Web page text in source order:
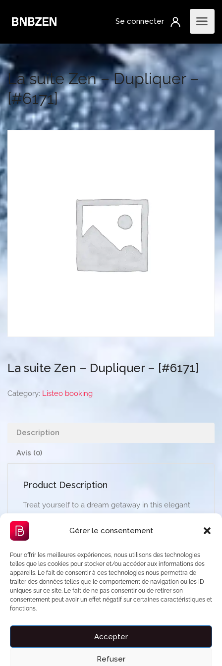
Gérer le consentement
Pour offrir les meilleures expériences, nous utilisons des technologies
telles que les cookies pour stocker et/ou accéder aux informations des
appareils. Le fait de consentir à ces technologies nous permettra de
traiter des données telles que le comportement de navigation ou les ID
uniques sur ce site. Le fait de ne pas consentir ou de retirer son
consentement peut avoir un effet négatif sur certaines caractéristiques et
fonctions.
Accepter
Refuser
La suite Zen – Dupliquer –
[#6171]
La suite Zen – Dupliquer – [#6171]
Category: Listeo booking
Description
Avis (0)
Product Description
Treat yourself to a dream getaway in this elegant
and intimate duplex, just minutes from Paris.
Enjoy an XXL jacuzzi with massage jets and pink
LED lights for a moment of absolute relaxation.
Settle into your private home cinema with a
projector and large screen — just like the movies,
but in total privacy.
On the mezzanine, a cozy and refined bedroom
awaits you for a night full of softness.
🌿 Noble materials, warm design, and a soft,
intimate atmosphere — everything you need for an